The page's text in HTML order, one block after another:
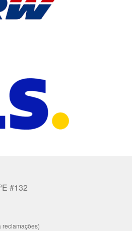
#132
reclamações)